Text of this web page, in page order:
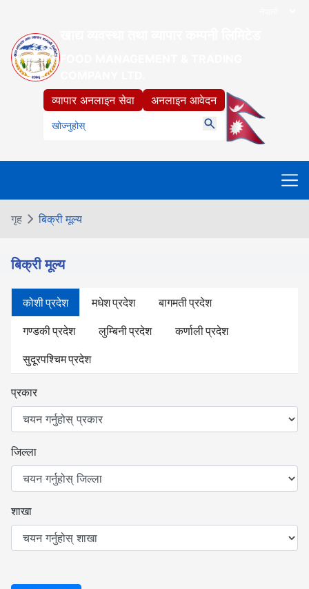
FOOD MANAGEMENT & TRADING
व्यापार अनलाइन सेवा
अनलाइन आवेदन
गृह बिक्री मूल्य
बिक्री मूल्य
कोशी प्रदेश मधेश प्रदेश बागमती प्रदेश
गण्डकी प्रदेश लुम्बिनी प्रदेश कर्णाली प्रदेश
सुदूरपश्चिम प्रदेश
प्रकार
जिल्ला
शाखा